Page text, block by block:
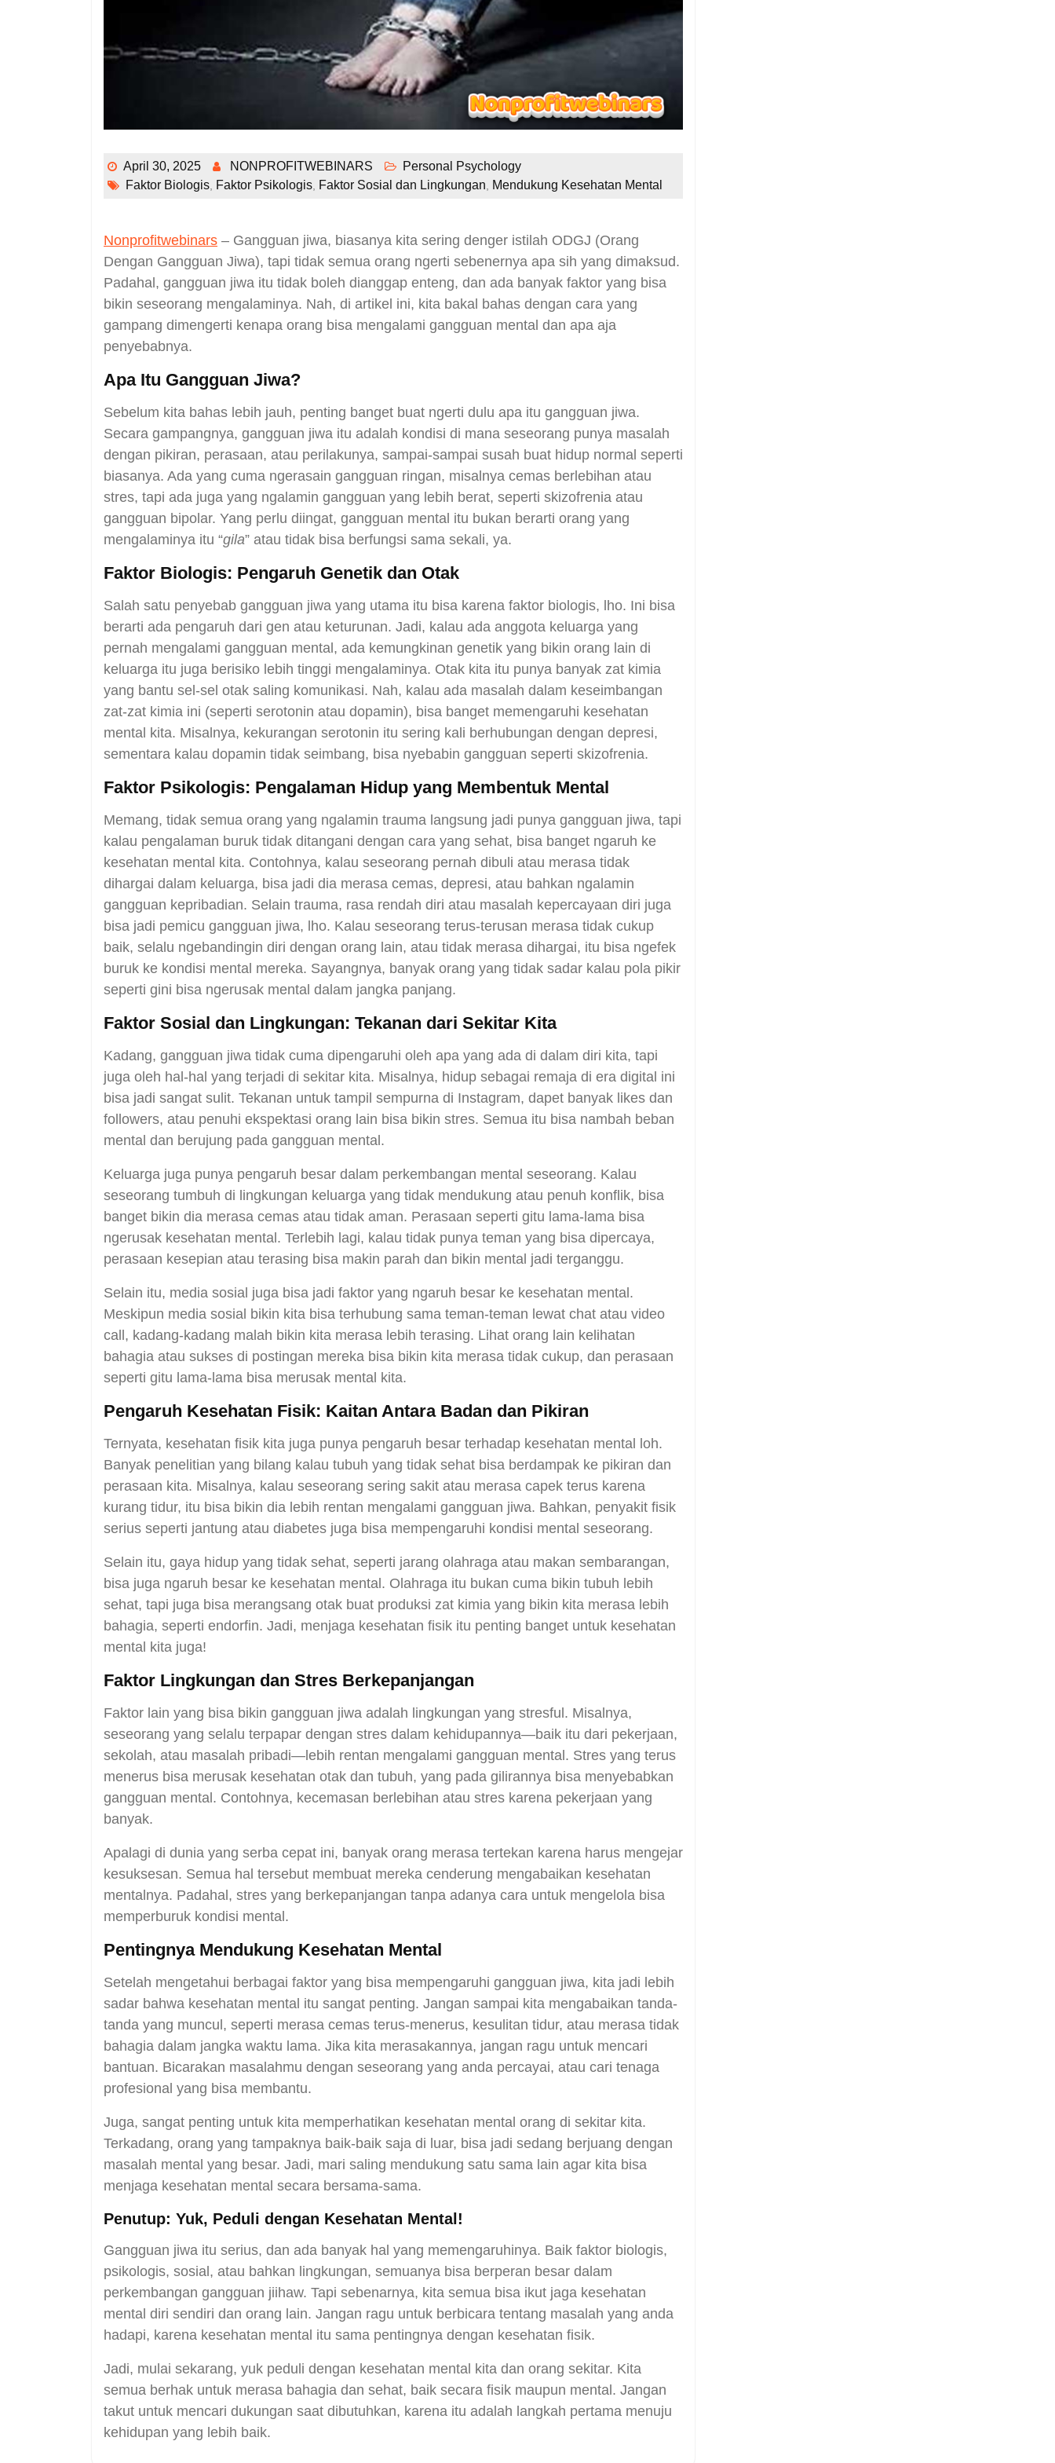
April 30, 2025 NONPROFITWEBINARS
Personal Psychology
Faktor Biologis Faktor Psikologis Faktor Sosial dan Lingkungan Mendukung Kesehatan Mental
Nonprofitwebinars – Gangguan jiwa, biasanya kita sering denger istilah ODGJ (Orang
Dengan Gangguan Jiwa), tapi tidak semua orang ngerti sebenernya apa sih yang dimaksud.
Padahal, gangguan jiwa itu tidak boleh dianggap enteng, dan ada banyak faktor yang bisa
bikin seseorang mengalaminya. Nah, di artikel ini, kita bakal bahas dengan cara yang
gampang dimengerti kenapa orang bisa mengalami gangguan mental dan apa aja
penyebabnya.
Apa Itu Gangguan Jiwa?
Sebelum kita bahas lebih jauh, penting banget buat ngerti dulu apa itu gangguan jiwa.
Secara gampangnya, gangguan jiwa itu adalah kondisi di mana seseorang punya masalah
dengan pikiran, perasaan, atau perilakunya, sampai-sampai susah buat hidup normal seperti
biasanya. Ada yang cuma ngerasain gangguan ringan, misalnya cemas berlebihan atau
stres, tapi ada juga yang ngalamin gangguan yang lebih berat, seperti skizofrenia atau
gangguan bipolar. Yang perlu diingat, gangguan mental itu bukan berarti orang yang
mengalaminya itu “gila” atau tidak bisa berfungsi sama sekali, ya.
Faktor Biologis: Pengaruh Genetik dan Otak
Salah satu penyebab gangguan jiwa yang utama itu bisa karena faktor biologis, lho. Ini bisa
berarti ada pengaruh dari gen atau keturunan. Jadi, kalau ada anggota keluarga yang
pernah mengalami gangguan mental, ada kemungkinan genetik yang bikin orang lain di
keluarga itu juga berisiko lebih tinggi mengalaminya. Otak kita itu punya banyak zat kimia
yang bantu sel-sel otak saling komunikasi. Nah, kalau ada masalah dalam keseimbangan
zat-zat kimia ini (seperti serotonin atau dopamin), bisa banget memengaruhi kesehatan
mental kita. Misalnya, kekurangan serotonin itu sering kali berhubungan dengan depresi,
sementara kalau dopamin tidak seimbang, bisa nyebabin gangguan seperti skizofrenia.
Faktor Psikologis: Pengalaman Hidup yang Membentuk Mental
Memang, tidak semua orang yang ngalamin trauma langsung jadi punya gangguan jiwa, tapi
kalau pengalaman buruk tidak ditangani dengan cara yang sehat, bisa banget ngaruh ke
kesehatan mental kita. Contohnya, kalau seseorang pernah dibuli atau merasa tidak
dihargai dalam keluarga, bisa jadi dia merasa cemas, depresi, atau bahkan ngalamin
gangguan kepribadian. Selain trauma, rasa rendah diri atau masalah kepercayaan diri juga
bisa jadi pemicu gangguan jiwa, lho. Kalau seseorang terus-terusan merasa tidak cukup
baik, selalu ngebandingin diri dengan orang lain, atau tidak merasa dihargai, itu bisa ngefek
buruk ke kondisi mental mereka. Sayangnya, banyak orang yang tidak sadar kalau pola pikir
seperti gini bisa ngerusak mental dalam jangka panjang.
Faktor Sosial dan Lingkungan: Tekanan dari Sekitar Kita
Kadang, gangguan jiwa tidak cuma dipengaruhi oleh apa yang ada di dalam diri kita, tapi
juga oleh hal-hal yang terjadi di sekitar kita. Misalnya, hidup sebagai remaja di era digital ini
bisa jadi sangat sulit. Tekanan untuk tampil sempurna di Instagram, dapet banyak likes dan
followers, atau penuhi ekspektasi orang lain bisa bikin stres. Semua itu bisa nambah beban
mental dan berujung pada gangguan mental.
Keluarga juga punya pengaruh besar dalam perkembangan mental seseorang. Kalau
seseorang tumbuh di lingkungan keluarga yang tidak mendukung atau penuh konflik, bisa
banget bikin dia merasa cemas atau tidak aman. Perasaan seperti gitu lama-lama bisa
ngerusak kesehatan mental. Terlebih lagi, kalau tidak punya teman yang bisa dipercaya,
perasaan kesepian atau terasing bisa makin parah dan bikin mental jadi terganggu.
Selain itu, media sosial juga bisa jadi faktor yang ngaruh besar ke kesehatan mental.
Meskipun media sosial bikin kita bisa terhubung sama teman-teman lewat chat atau video
call, kadang-kadang malah bikin kita merasa lebih terasing. Lihat orang lain kelihatan
bahagia atau sukses di postingan mereka bisa bikin kita merasa tidak cukup, dan perasaan
seperti gitu lama-lama bisa merusak mental kita.
Pengaruh Kesehatan Fisik: Kaitan Antara Badan dan Pikiran
Ternyata, kesehatan fisik kita juga punya pengaruh besar terhadap kesehatan mental loh.
Banyak penelitian yang bilang kalau tubuh yang tidak sehat bisa berdampak ke pikiran dan
perasaan kita. Misalnya, kalau seseorang sering sakit atau merasa capek terus karena
kurang tidur, itu bisa bikin dia lebih rentan mengalami gangguan jiwa. Bahkan, penyakit fisik
serius seperti jantung atau diabetes juga bisa mempengaruhi kondisi mental seseorang.
Selain itu, gaya hidup yang tidak sehat, seperti jarang olahraga atau makan sembarangan,
bisa juga ngaruh besar ke kesehatan mental. Olahraga itu bukan cuma bikin tubuh lebih
sehat, tapi juga bisa merangsang otak buat produksi zat kimia yang bikin kita merasa lebih
bahagia, seperti endorfin. Jadi, menjaga kesehatan fisik itu penting banget untuk kesehatan
mental kita juga!
Faktor Lingkungan dan Stres Berkepanjangan
Faktor lain yang bisa bikin gangguan jiwa adalah lingkungan yang stresful. Misalnya,
seseorang yang selalu terpapar dengan stres dalam kehidupannya—baik itu dari pekerjaan,
sekolah, atau masalah pribadi—lebih rentan mengalami gangguan mental. Stres yang terus
menerus bisa merusak kesehatan otak dan tubuh, yang pada gilirannya bisa menyebabkan
gangguan mental. Contohnya, kecemasan berlebihan atau stres karena pekerjaan yang
banyak.
Apalagi di dunia yang serba cepat ini, banyak orang merasa tertekan karena harus mengejar
kesuksesan. Semua hal tersebut membuat mereka cenderung mengabaikan kesehatan
mentalnya. Padahal, stres yang berkepanjangan tanpa adanya cara untuk mengelola bisa
memperburuk kondisi mental.
Pentingnya Mendukung Kesehatan Mental
Setelah mengetahui berbagai faktor yang bisa mempengaruhi gangguan jiwa, kita jadi lebih
sadar bahwa kesehatan mental itu sangat penting. Jangan sampai kita mengabaikan tanda-
tanda yang muncul, seperti merasa cemas terus-menerus, kesulitan tidur, atau merasa tidak
bahagia dalam jangka waktu lama. Jika kita merasakannya, jangan ragu untuk mencari
bantuan. Bicarakan masalahmu dengan seseorang yang anda percayai, atau cari tenaga
profesional yang bisa membantu.
Juga, sangat penting untuk kita memperhatikan kesehatan mental orang di sekitar kita.
Terkadang, orang yang tampaknya baik-baik saja di luar, bisa jadi sedang berjuang dengan
masalah mental yang besar. Jadi, mari saling mendukung satu sama lain agar kita bisa
menjaga kesehatan mental secara bersama-sama.
Penutup: Yuk, Peduli dengan Kesehatan Mental!
Gangguan jiwa itu serius, dan ada banyak hal yang memengaruhinya. Baik faktor biologis,
psikologis, sosial, atau bahkan lingkungan, semuanya bisa berperan besar dalam
perkembangan gangguan jiihaw. Tapi sebenarnya, kita semua bisa ikut jaga kesehatan
mental diri sendiri dan orang lain. Jangan ragu untuk berbicara tentang masalah yang anda
hadapi, karena kesehatan mental itu sama pentingnya dengan kesehatan fisik.
Jadi, mulai sekarang, yuk peduli dengan kesehatan mental kita dan orang sekitar. Kita
semua berhak untuk merasa bahagia dan sehat, baik secara fisik maupun mental. Jangan
takut untuk mencari dukungan saat dibutuhkan, karena itu adalah langkah pertama menuju
kehidupan yang lebih baik.